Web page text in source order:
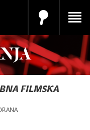
FILMSKA